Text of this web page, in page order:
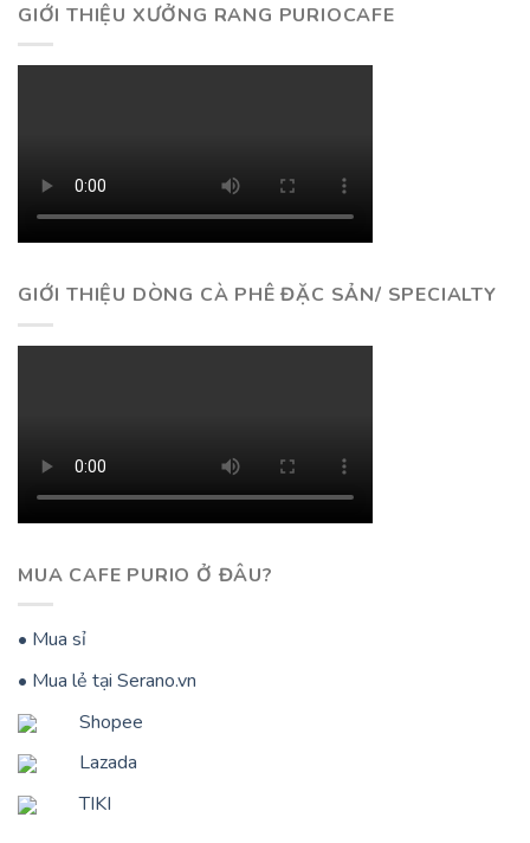
GIỚI THIỆU XƯỞNG RANG PURIOCAFE
GIỚI THIỆU DÒNG CÀ PHÊ ĐẶC SẢN/ SPECIALTY
MUA CAFE PURIO Ở ĐÂU?
• Mua sỉ
• Mua lẻ tại Serano.vn
Shopee
Lazada
TIKI